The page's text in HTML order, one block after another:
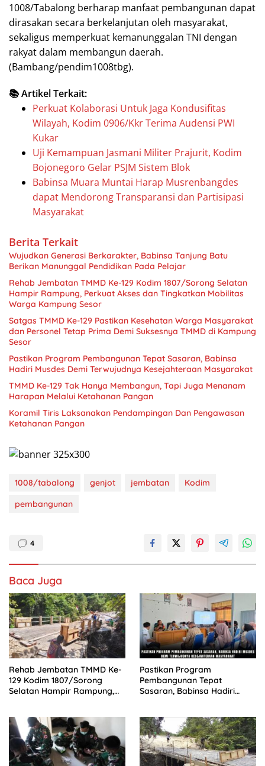
1008/Tabalong berharap manfaat pembangunan dapat
dirasakan secara berkelanjutan oleh masyarakat,
sekaligus memperkuat kemanunggalan TNI dengan
rakyat dalam membangun daerah.
(Bambang/pendim1008tbg).
📚 Artikel Terkait:
Perkuat Kolaborasi Untuk Jaga Kondusifitas
Wilayah, Kodim 0906/Kkr Terima Audensi PWI
Kukar
Uji Kemampuan Jasmani Militer Prajurit, Kodim
Bojonegoro Gelar PSJM Sistem Blok
Babinsa Muara Muntai Harap Musrenbangdes
dapat Mendorong Transparansi dan Partisipasi
Masyarakat
Berita Terkait
Wujudkan Generasi Berkarakter, Babinsa Tanjung Batu
Berikan Manunggal Pendidikan Pada Pelajar
Rehab Jembatan TMMD Ke-129 Kodim 1807/Sorong Selatan
Hampir Rampung, Perkuat Akses dan Tingkatkan Mobilitas
Warga Kampung Sesor
Satgas TMMD Ke-129 Pastikan Kesehatan Warga Masyarakat
dan Personel Tetap Prima Demi Suksesnya TMMD di Kampung
Sesor
Pastikan Program Pembangunan Tepat Sasaran, Babinsa
Hadiri Musdes Demi Terwujudnya Kesejahteraan Masyarakat
TMMD Ke-129 Tak Hanya Membangun, Tapi Juga Menanam
Harapan Melalui Ketahanan Pangan
Koramil Tiris Laksanakan Pendampingan Dan Pengawasan
Ketahanan Pangan
1008/tabalong genjot jembatan
Kodim
pembangunan
4
Baca Juga
Rehab Jembatan TMMD Ke-
129 Kodim 1807/Sorong
Selatan Hampir Rampung,
Kampung Sesor
Pastikan Program
Pembangunan Tepat
Sasaran, Babinsa Hadiri